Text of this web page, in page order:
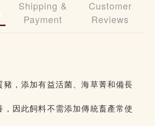
Shipping &
Payment
Customer
Reviews
豬，添加有益活菌、海草菁和備長
，因此飼料不需添加傳統畜產常使